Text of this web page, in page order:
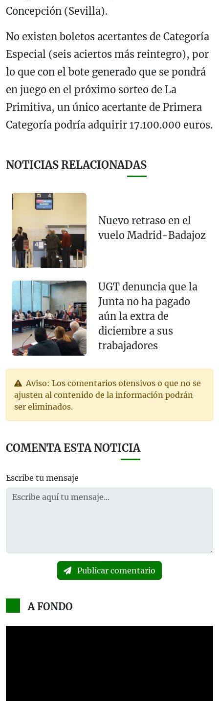
Concepción (Sevilla).
No existen boletos acertantes de Categoría
Especial (seis aciertos más reintegro), por
lo que con el bote generado que se pondrá
en juego en el próximo sorteo de La
Primitiva, un único acertante de Primera
Categoría podría adquirir 17.100.000 euros.
NOTICIAS RELACIONADAS
Nuevo retraso en el
vuelo Madrid-Badajoz
UGT denuncia que la
Junta no ha pagado
aún la extra de
diciembre a sus
trabajadores
Aviso: Los comentarios ofensivos o que no se
ajusten al contenido de la información podrán
ser eliminados.
COMENTA ESTA NOTICIA
Escribe tu mensaje
Publicar comentario
A FONDO